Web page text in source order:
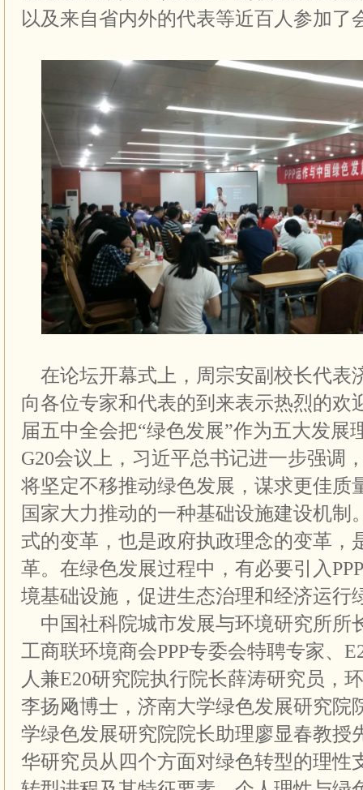
以及来自省内外的代表等近百人参加了
在论坛开幕式上，周宗安副校长代表
向各位专家和代表的到来表示热烈的欢
届五中全会把“绿色发展”作为五大发展
G20会议上，习近平总书记进一步强调
将坚定不移推动绿色发展，谋求更佳质
国家大力推动的一种基础设施建设机制
式的变革，也是政府执政理念的变革，
革。在绿色发展过程中，有必要引入
境基础设施，促进生态治理和经济运行
中国社科院城市发展与环境研究所所
工商联环境商会PPP专委会特聘专家、
人兼E20研究院执行院长薛涛研究员，
李扬飏博士，济南大学绿色发展研究院
学绿色发展研究院院长助理廖显春教授
华研究员从四个方面对绿色转型的理性